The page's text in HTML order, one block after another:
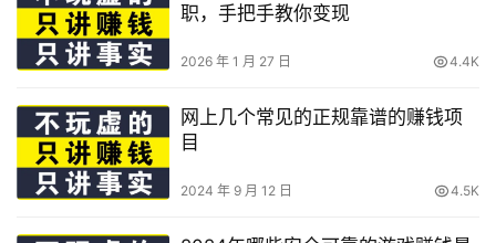
职，手把手教你变现
2026 年 1 月 27 日 4.4K
网上几个常见的正规靠谱的赚钱项
目
2024 年 9 月 12 日 4.5K